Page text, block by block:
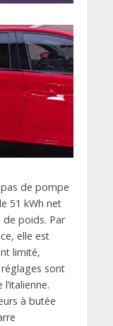
de pompe
51 kWh net
poids. Par
elle est
limité,
sont
à butée